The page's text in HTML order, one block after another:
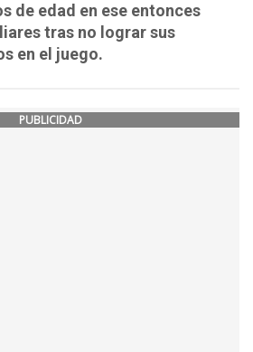
de edad en ese entonces
tras no lograr sus
en el juego.
PUBLICIDAD